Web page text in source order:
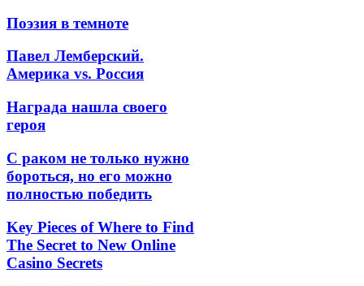
Поэзия в темноте
Павел Лемберский.
Америка vs. Россия
Награда нашла своего
героя
С раком не только нужно
бороться, но его можно
полностью победить
Key Pieces of Where to Find
The Secret to New Online
Casino Secrets